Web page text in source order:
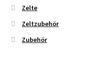
Zelte
Zeltzubehör
Zubehör